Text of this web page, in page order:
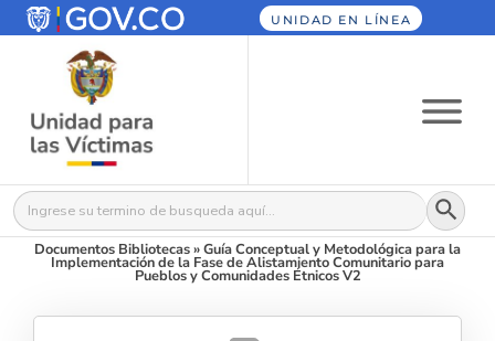
UNIDAD EN LÍNEA
Buscar: Botón
Documentos Bibliotecas»Guía Conceptual y Metodológica para la
Implementación de la Fase de Alistamiento Comunitario para
Pueblos y Comunidades Étnicos V2